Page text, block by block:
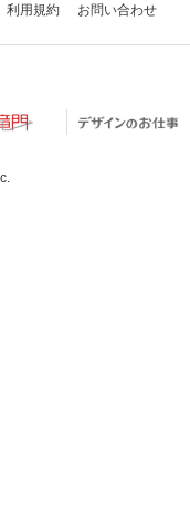
利用規約 お問い合わせ